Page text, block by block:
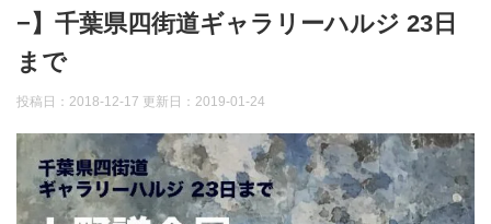
−】千葉県四街道ギャラリーハルジ 23日
まで
投稿日：2018-12-17 更新日： 2019-01-24